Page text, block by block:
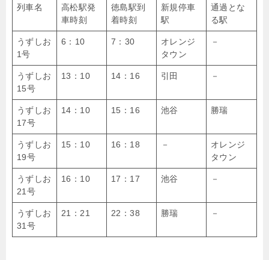
列車名
高松駅発
車時刻
徳島駅到
着時刻
新規停車
駅
通過とな
る駅
うずしお
1号
6：10 7：30
オレンジ
タウン
－
うずしお
15号
13：10 14：16 引田 －
うずしお
17号
14：10 15：16 池谷 勝瑞
うずしお
19号
15：10 16：18 －
オレンジ
タウン
うずしお
21号
16：10 17：17 池谷 －
うずしお
31号
21：21 22：38 勝瑞 －